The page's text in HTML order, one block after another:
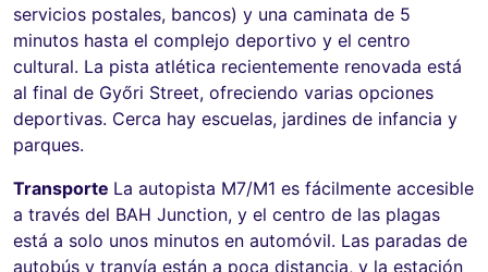
servicios postales, bancos) y una caminata de 5
minutos hasta el complejo deportivo y el centro
cultural. La pista atlética recientemente renovada está
al final de Győri Street, ofreciendo varias opciones
deportivas. Cerca hay escuelas, jardines de infancia y
parques.
Transporte La autopista M7/M1 es fácilmente accesible
a través del BAH Junction, y el centro de las plagas
está a solo unos minutos en automóvil. Las paradas de
autobús y tranvía están a poca distancia, y la estación